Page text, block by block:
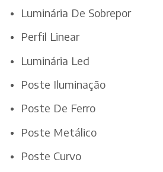
Luminária De Sobrepor
Perfil Linear
Luminária Led
Poste Iluminação
Poste De Ferro
Poste Metálico
Poste Curvo